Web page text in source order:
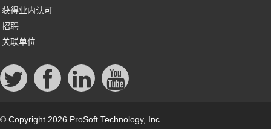
获得业内认可
招聘
关联单位
© Copyright 2026 ProSoft Technology, Inc.